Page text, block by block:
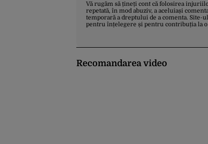
Vă rugăm să țineți cont că folosirea
repetată, în mod abuziv, a aceluiași
temporară a dreptului de a comenta.
pentru înțelegere și pentru contribuția la o
Recomandarea video